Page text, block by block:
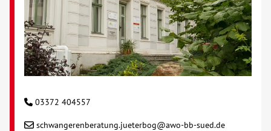
03372 404557
schwangerenberatung.jueterbog@awo-bb-sued.de